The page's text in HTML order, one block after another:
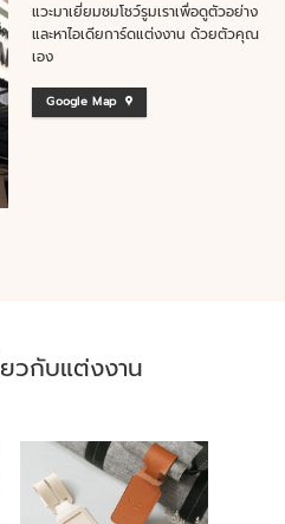
แวะมาเยี่ยมชมโชว์รูมเราเพื่อดูตัวอย่าง
และหาไอเดียการ์ดแต่งงาน ด้วยตัวคุณ
เอง
Google Map
วกับแต่งงาน